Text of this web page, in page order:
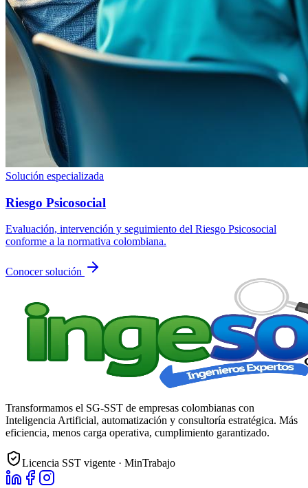
Solución especializada
Riesgo Psicosocial
Evaluación, intervención y seguimiento del Riesgo Psicosocial
conforme a la normativa colombiana.
Conocer solución
Transformamos el SG-SST de empresas colombianas con
Inteligencia Artificial, automatización y consultoría estratégica. Más
eficiencia, menos carga operativa, cumplimiento garantizado.
Licencia SST vigente · MinTrabajo